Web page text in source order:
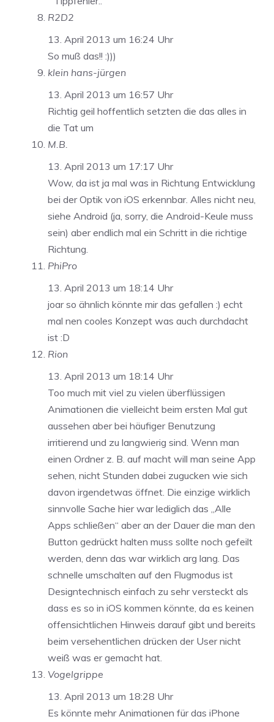
R2D2
13. April 2013 um 16:24 Uhr
So muß das!! :)))
klein hans-jürgen
13. April 2013 um 16:57 Uhr
Richtig geil hoffentlich setzten die das alles in
die Tat um
M.B.
13. April 2013 um 17:17 Uhr
Wow, da ist ja mal was in Richtung Entwicklung
bei der Optik von iOS erkennbar. Alles nicht neu,
siehe Android (ja, sorry, die Android-Keule muss
sein) aber endlich mal ein Schritt in die richtige
Richtung.
PhiPro
13. April 2013 um 18:14 Uhr
joar so ähnlich könnte mir das gefallen :) echt
mal nen cooles Konzept was auch durchdacht
ist :D
Rion
13. April 2013 um 18:14 Uhr
Too much mit viel zu vielen überflüssigen
Animationen die vielleicht beim ersten Mal gut
aussehen aber bei häufiger Benutzung
irritierend und zu langwierig sind. Wenn man
einen Ordner z. B. auf macht will man seine App
sehen, nicht Stunden dabei zugucken wie sich
davon irgendetwas öffnet. Die einzige wirklich
sinnvolle Sache hier war lediglich das „Alle
Apps schließen“ aber an der Dauer die man den
Button gedrückt halten muss sollte noch gefeilt
werden, denn das war wirklich arg lang. Das
schnelle umschalten auf den Flugmodus ist
Designtechnisch einfach zu sehr versteckt als
dass es so in iOS kommen könnte, da es keinen
offensichtlichen Hinweis darauf gibt und bereits
beim versehentlichen drücken der User nicht
weiß was er gemacht hat.
Vogelgrippe
13. April 2013 um 18:28 Uhr
Es könnte mehr Animationen für das iPhone